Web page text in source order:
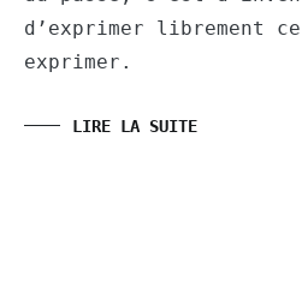
d’exprimer librement
exprimer.
LIRE LA SUITE